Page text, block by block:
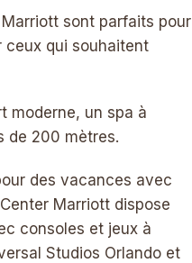
sont parfaits pour
ceux qui souhaitent
moderne, un spa à
de 200 mètres.
des vacances avec
Marriott dispose
consoles et jeux à
Studios Orlando et